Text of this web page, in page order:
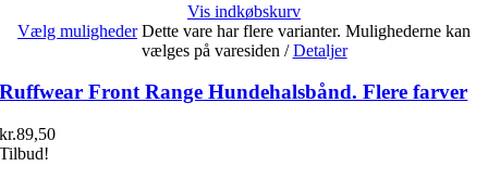
Vis indkøbskurv
Vælg muligheder Dette vare har flere varianter. Mulighederne kan
vælges på varesiden / Detaljer
Ruffwear Front Range Hundehalsbånd. Flere farver
kr.89,50
Tilbud!